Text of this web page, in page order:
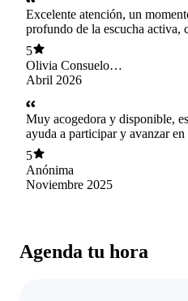
Excelente atención, un
profundo de la escucha activa,
profesional de la conversación
resolución de procesos vitales.
5
Olivia Consuelo
Dinamarca Pellizzari
Abril 2026
Muy acogedora y disponible,
ayuda a participar y avanzar en
terapeutico con mayor rapidez.
5
Anónima
Noviembre 2025
Agenda tu hora